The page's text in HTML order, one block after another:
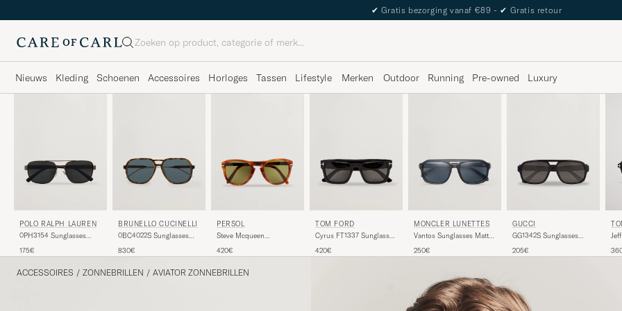
✔ Gratis bezorging vanaf €89 - ✔ Gratis retour
Zoeken
Nieuws Kleding Schoenen Accessoires Horloges Tassen Lifestyle Merken Outdoor Running Pre-owned Luxury
POLO RALPH LAUREN
0PH3154 Sunglasses
175€
BRUNELLO CUCINELLI
0BC4022S Sunglasses
830€
PERSOL
Steve Mcqueen
420€
TOM FORD
Cyrus FT1337 Sunglasses
420€
MONCLER LUNETTES
Vantos Sunglasses Matte
250€
GUCCI
GG1342S Sunglasses
205€
ACCESSOIRES / ZONNEBRILLEN / AVIATOR ZONNEBRILLEN